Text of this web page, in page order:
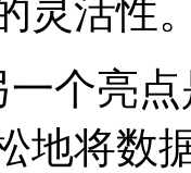
灵活性
一个亮
地将数